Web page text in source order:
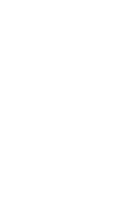
YAPTI
RUTİN